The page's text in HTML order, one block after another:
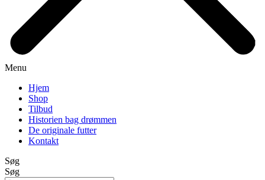
Menu
Hjem
Shop
Tilbud
Historien bag drømmen
De originale futter
Kontakt
Søg
Søg